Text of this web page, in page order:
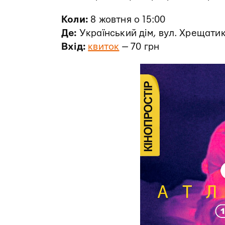
Коли: 8 жовтня о 15:00
Де: Український дім, вул.
Вхід: квиток — 70 грн